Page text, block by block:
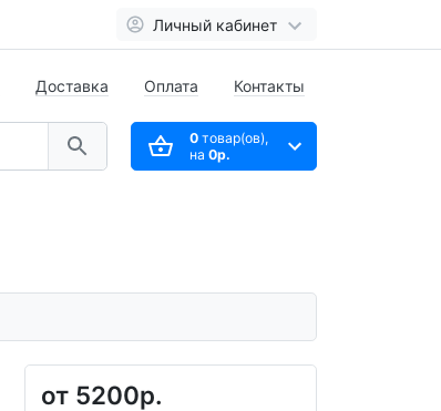
Личный кабинет
Доставка Оплата Контакты
0товар(ов),
на 0р.
от 5200р.